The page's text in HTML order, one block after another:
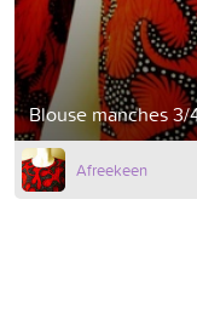
Blouse manches
Afreekeen